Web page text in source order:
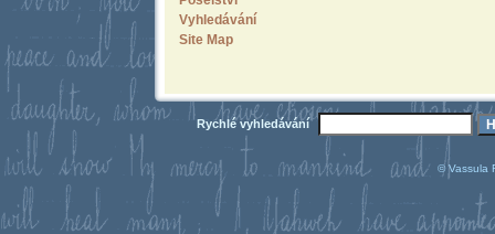
Vyhledávání
Site Map
Rychlé vyhledávání
© Vassula